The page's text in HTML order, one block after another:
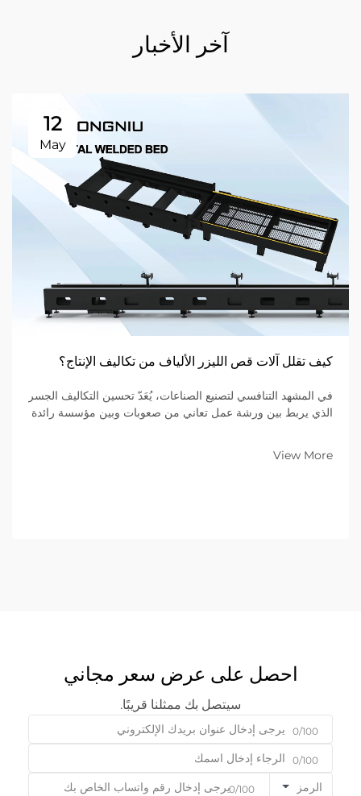
آخر الأخبار
12
May
كيف تقلل آلات قص الليزر الألياف من تكاليف الإنتاج؟
في المشهد التنافسي لتصنيع الصناعات، يُعَدّ تحسين التكاليف الجسر
الذي يربط بين ورشة عمل تعاني من صعوبات وبين مؤسسة رائدة
أرضية المصنع تُحدِّد...
View More
احصل على عرض سعر مجاني
سيتصل بك ممثلنا قريبًا.
0/100
0/100
الرمز 0/100